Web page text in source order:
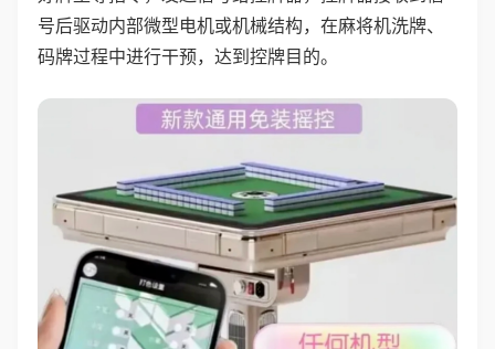
号后驱动内部微型电机或机械结构，在麻将机洗牌、
码牌过程中进行干预，达到控牌目的。